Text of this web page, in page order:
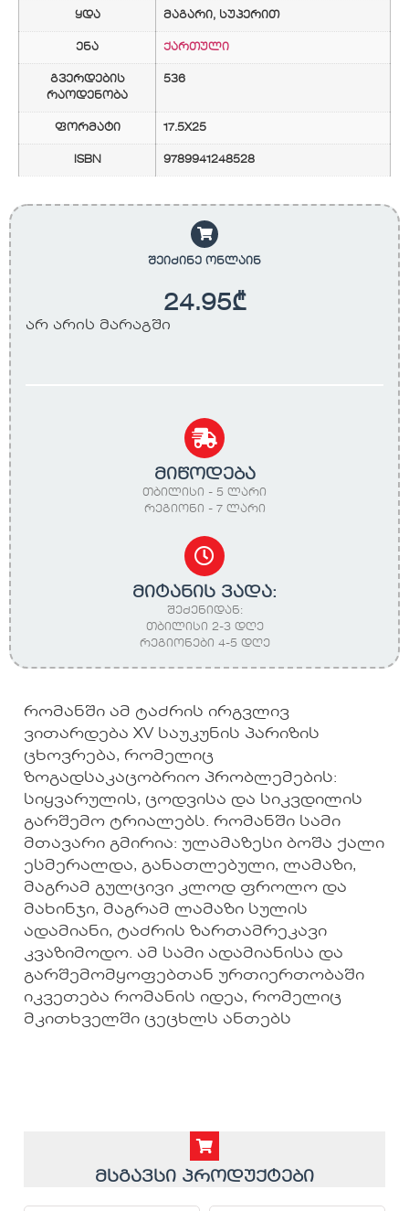
ყდა მაგარი, სუპერით
ენა ქართული
გვერდების
რაოდენობა
536
ფორმატი 17.5X25
ISBN 9789941248528
შეიძინე ონლაინ
24.95₾
არ არის მარაგში
მიწოდება
თბილისი - 5 ლარი
რეგიონი - 7 ლარი
მიტანის ვადა:
შეძენიდან:
თბილისი 2-3 დღე
რეგიონები 4-5 დღე
რომანში ამ ტაძრის ირგვლივ
ვითარდება XV საუკუნის პარიზის
ცხოვრება, რომელიც
ზოგადსაკაცობრიო პრობლემების:
სიყვარულის, ცოდვისა და სიკვდილის
გარშემო ტრიალებს. რომანში სამი
მთავარი გმირია: ულამაზესი ბოშა ქალი
ესმერალდა, განათლებული, ლამაზი,
მაგრამ გულცივი კლოდ ფროლო და
მახინჯი, მაგრამ ლამაზი სულის
ადამიანი, ტაძრის ზართამრეკავი
კვაზიმოდო. ამ სამი ადამიანისა და
გარშემომყოფებთან ურთიერთობაში
იკვეთება რომანის იდეა, რომელიც
მკითხველში ცეცხლს ანთებს
მსგავსი პროდუქტები